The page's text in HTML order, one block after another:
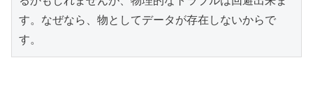
す。なぜなら、物としてデータが存在しないからで
す。